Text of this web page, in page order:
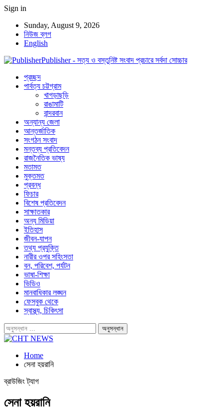
Sign in
Sunday, August 9, 2026
নিউজ ব্লগ
English
Publisher - সত্য ও বস্তুনিষ্ট সংবাদ প্রচারে সর্বদা সোচ্চার
প্রচ্ছদ
পার্বত্য চট্টগ্রাম
খাগড়াছড়ি
রাঙামাটি
বান্দরবান
অন্যান্য জেলা
আন্তর্জাতিক
সংগঠন সংবাদ
মন্তব্য প্রতিবেদন
রাজনৈতিক ভাষ্য
মতামত
মুক্তমত
প্রবন্ধ
ফিচার
বিশেষ প্রতিবেদন
সাক্ষাতকার
অন্য মিডিয়া
ইতিহাস
জীবন-যাপন
তথ্য প্রযুক্তি
নারীর ওপর সহিংসতা
বন, পরিবেশ, পর্যটন
ভাষা-শিক্ষা
ভিডিও
মানবাধিকার লঙ্ঘন
ফেসবুক থেকে
স্বাস্থ্য, চিকিৎসা
Home
সেনা হয়রানি
ব্রাউজিং ট্যাগ
সেনা হয়রানি